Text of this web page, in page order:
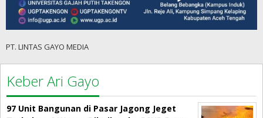
PT. LINTAS GAYO MEDIA
Keber Ari Gayo
97 Unit Bangunan di Pasar Jagong Jeget